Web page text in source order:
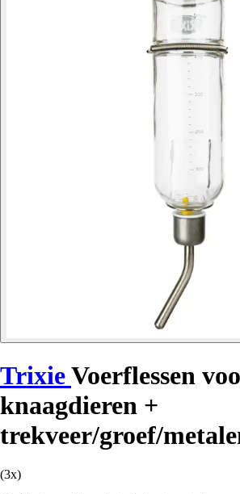
TrixieVoerflessen
knaagdieren +
trekveer/groef/
(3x)